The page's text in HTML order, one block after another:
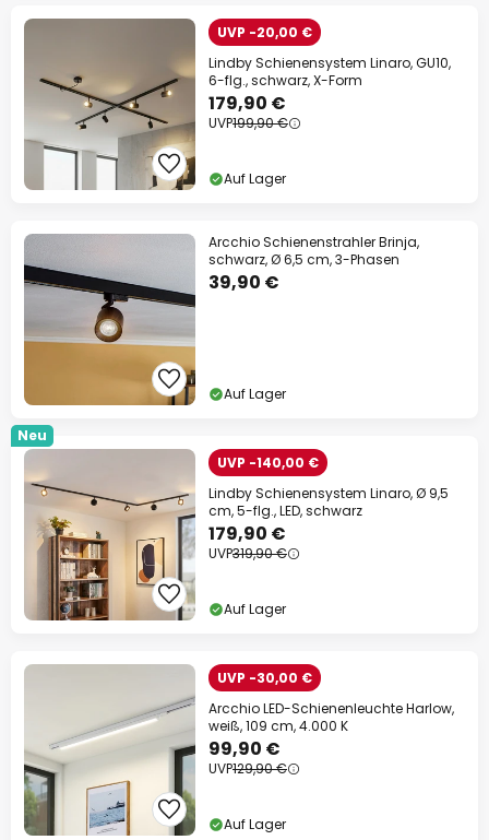
UVP -20,00 €
Lindby Schienensystem Linaro, GU10,
6-flg., schwarz, X-Form
179,90 €
UVP199,90 €
Auf Lager
Arcchio Schienenstrahler Brinja,
schwarz, Ø 6,5 cm, 3-Phasen
39,90 €
Auf Lager
Neu
UVP -140,00 €
Lindby Schienensystem Linaro, Ø 9,5
cm, 5-flg., LED, schwarz
179,90 €
UVP319,90 €
Auf Lager
UVP -30,00 €
Arcchio LED-Schienenleuchte Harlow,
weiß, 109 cm, 4.000 K
99,90 €
UVP129,90 €
Auf Lager